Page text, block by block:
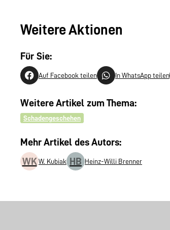
Weitere Aktionen
Für Sie:
Auf Facebook teilen In WhatsApp teilen
Weitere Artikel zum Thema:
Schadengeschehen
Mehr Artikel des Autors:
WK W. Kubiak HB Heinz-Willi Brenner